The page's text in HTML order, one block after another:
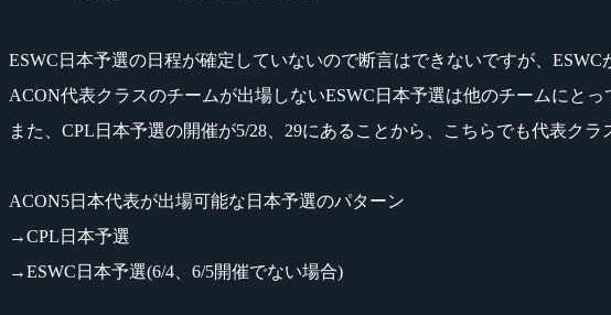
ESWC日本予選の日程が確定していないので断言はできないですが、
ACON代表クラスのチームが出場しないESWC日本予選は他のチームにとっ
また、CPL日本予選の開催が5/28、29にあることから、こちらでも代表ク
ACON5日本代表が出場可能な日本予選のパターン
→CPL日本予選
→ESWC日本予選(6/4、6/5開催でない場合)